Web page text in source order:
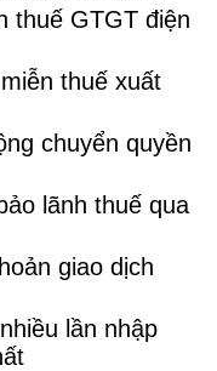
thuế GTGT điện
thuế xuất
chuyển quyền
lãnh thuế qua
giao dịch
lần nhập